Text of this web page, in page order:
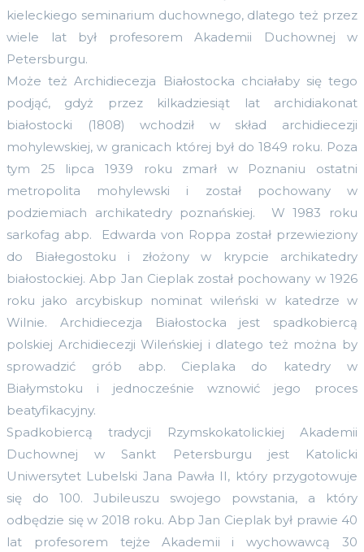
kieleckiego seminarium duchownego, dlatego też przez
wiele lat był profesorem Akademii Duchownej w
Petersburgu.
Może też Archidiecezja Białostocka chciałaby się tego
podjąć, gdyż przez kilkadziesiąt lat archidiakonat
białostocki (1808) wchodził w skład archidiecezji
mohylewskiej, w granicach której był do 1849 roku. Poza
tym 25 lipca 1939 roku zmarł w Poznaniu ostatni
metropolita mohylewski i został pochowany w
podziemiach archikatedry poznańskiej. W 1983 roku
sarkofag abp. Edwarda von Roppa został przewieziony
do Białegostoku i złożony w krypcie archikatedry
białostockiej. Abp Jan Cieplak został pochowany w 1926
roku jako arcybiskup nominat wileński w katedrze w
Wilnie. Archidiecezja Białostocka jest spadkobiercą
polskiej Archidiecezji Wileńskiej i dlatego też można by
sprowadzić grób abp. Cieplaka do katedry w
Białymstoku i jednocześnie wznowić jego proces
beatyfikacyjny.
Spadkobiercą tradycji Rzymskokatolickiej Akademii
Duchownej w Sankt Petersburgu jest Katolicki
Uniwersytet Lubelski Jana Pawła II, który przygotowuje
się do 100. Jubileuszu swojego powstania, a który
odbędzie się w 2018 roku. Abp Jan Cieplak był prawie 40
lat profesorem tejże Akademii i wychowawcą 30